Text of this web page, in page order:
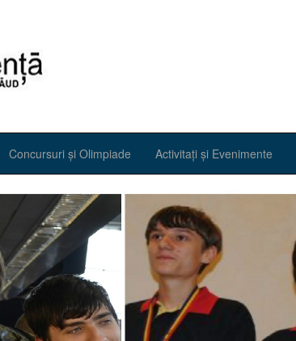
Concursuri și Olimpiade Activitați și Evenimente